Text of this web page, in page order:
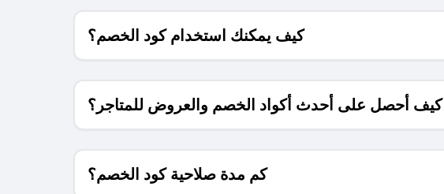
كيف يمكنك استخدام كود الخصم؟
كيف أحصل على أحدث أكواد الخصم والعروض للمتاجر؟
كم مدة صلاحية كود الخصم؟